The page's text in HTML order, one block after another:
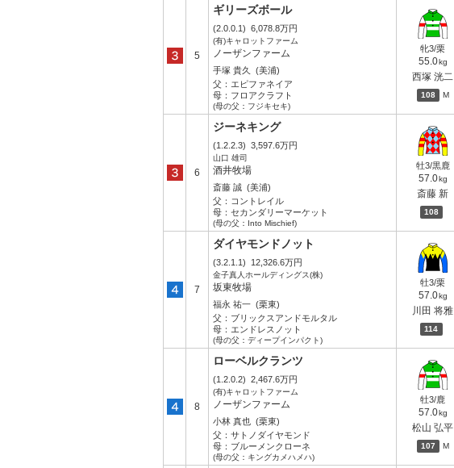
5
ギリーズボール
(2.0.0.1) 6,078.8万円
(有)キャロットファーム
ノーザンファーム
手塚 貴久
(美浦)
父： エピファネイア
母： フロアクラフト
(母の父：フジキセキ)
牝3/栗
55.0kg
西塚 洸二
108 M
6
ジーネキング
(1.2.2.3) 3,597.6万円
山口 雄司
酒井牧場
斎藤 誠 (美浦)
父： コントレイル
母： セカンダリーマーケット
(母の父：Into Mischief)
牡3/黒鹿
57.0kg
斎藤 新
108
7
ダイヤモンドノット
(3.2.1.1) 12,326.6万円
金子真人ホールディングス(株)
坂東牧場
福永 祐一 (栗東)
父： ブリックスアンドモルタル
母： エンドレスノット
(母の父：ディープインパクト)
牡3/栗
57.0kg
川田 将雅
114
8
ローベルクランツ
(1.2.0.2) 2,467.6万円
(有)キャロットファーム
ノーザンファーム
小林 真也 (栗東)
父： サトノダイヤモンド
母： ブルーメンクローネ
(母の父：キングカメハメハ)
牡3/鹿
57.0kg
松山 弘平
107 M